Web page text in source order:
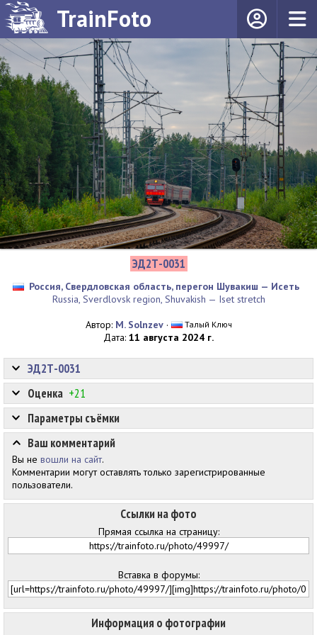
TrainFoto
ЭД2Т-0031
Россия, Свердловская область, перегон Шувакиш — Исеть
Russia, Sverdlovsk region, Shuvakish — Iset stretch
Автор: M. Solnzev· Талый Ключ
Дата: 11 августа 2024 г.
Информация о фотографии
Оценка +21
Ссылки на фото
Прямая ссылка на страницу:
Вставка в форумы:
ЭД2Т-0031
Параметры съёмки
Ваш комментарий
Вы не вошли на сайт.
Комментарии могут оставлять только зарегистрированные
пользователи.